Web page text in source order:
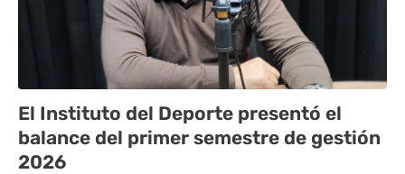
El Instituto del Deporte presentó el
balance del primer semestre de gestión
2026